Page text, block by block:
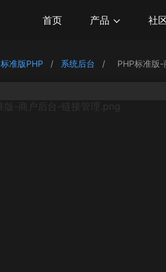
首页 产品 社
标准版PHP / 系统后台 / PHP标准版